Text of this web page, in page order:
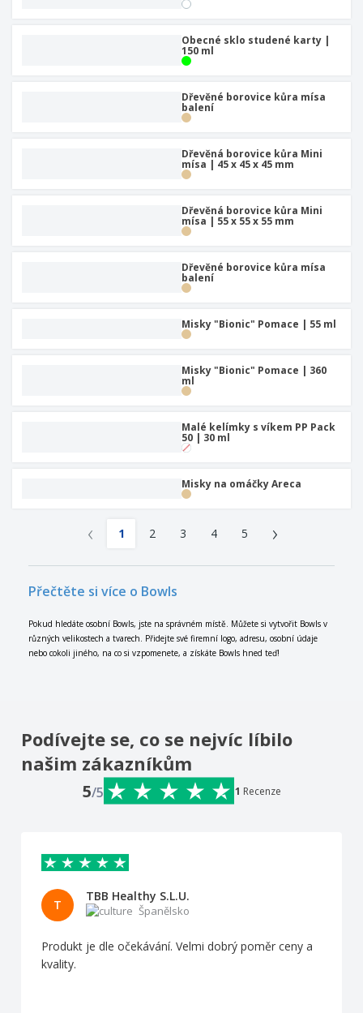
Obecné sklo studené karty |
150 ml
Dřevěné borovice kůra mísa
balení
Dřevěná borovice kůra Mini
mísa | 45 x 45 x 45 mm
Dřevěná borovice kůra Mini
mísa | 55 x 55 x 55 mm
Dřevěné borovice kůra mísa
balení
Misky "Bionic" Pomace | 55 ml
Misky "Bionic" Pomace | 360
ml
Malé kelímky s víkem PP Pack
50 | 30 ml
Misky na omáčky Areca
‹ 1 2 3 4 5 ›
Přečtěte si více o Bowls
Pokud hledáte osobní Bowls, jste na správném místě. Můžete si vytvořit Bowls v
různých velikostech a tvarech. Přidejte své firemní logo, adresu, osobní údaje
nebo cokoli jiného, ​​na co si vzpomenete, a získáte Bowls hned teď!
Podívejte se, co se nejvíc líbilo
našim zákazníkům
5/5 1 Recenze
T
TBB Healthy S.L.U.
Španělsko
Produkt je dle očekávání. Velmi dobrý poměr ceny a
kvality.